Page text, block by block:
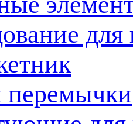
для
перемычки